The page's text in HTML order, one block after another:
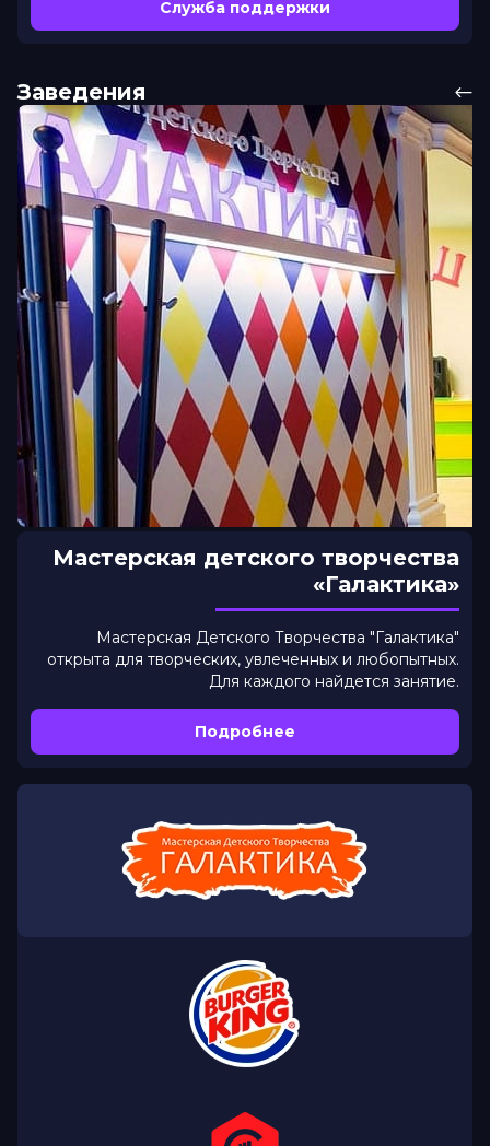
Служба поддержки
Заведения
Мастерская детского творчества
«Галактика»
Мастерская Детского Творчества "Галактика"
открыта для творческих, увлеченных и любопытных.
Для каждого найдется занятие.
Подробнее